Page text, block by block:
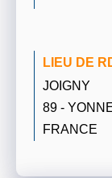
LIEU DE
JOIGNY
89 -
FRANCE